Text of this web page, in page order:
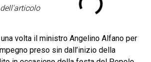
una volta il ministro Angelino Alfano per
preso sin dall’inizio della